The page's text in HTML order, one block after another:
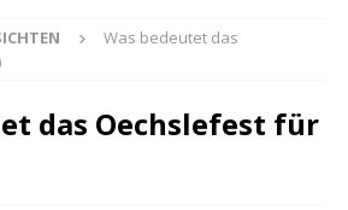
Was bedeutet das
das Oechslefest für